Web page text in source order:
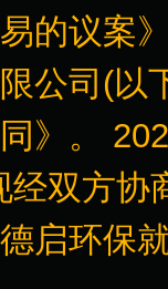
的议案
公司(以
》。
经双方协
启环保